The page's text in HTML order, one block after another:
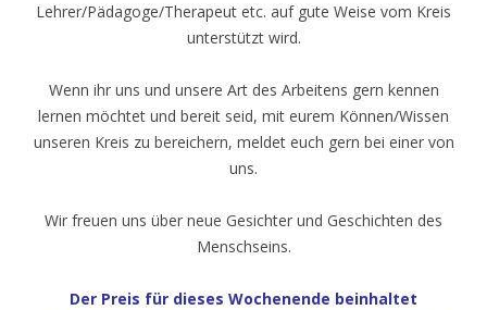
Lehrer/Pädagoge/Therapeut etc. auf gute Weise vom Kreis
unterstützt wird.
Wenn ihr uns und unsere Art des Arbeitens gern kennen
lernen möchtet und bereit seid, mit eurem Können/Wissen
unseren Kreis zu bereichern, meldet euch gern bei einer von
uns.
Wir freuen uns über neue Gesichter und Geschichten des
Menschseins.
Der Preis für dieses Wochenende beinhaltet